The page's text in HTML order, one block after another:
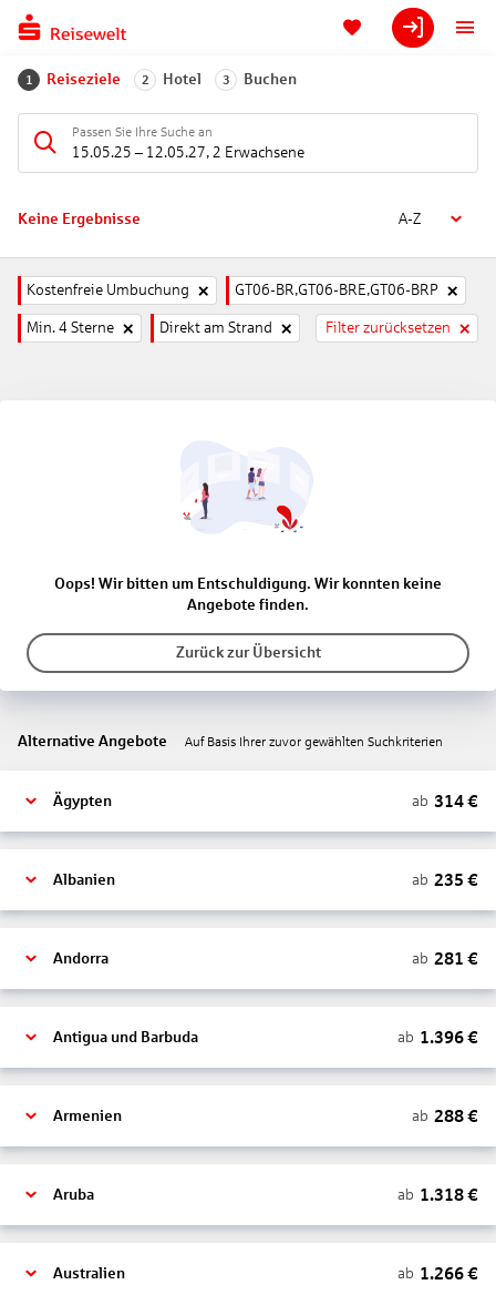
1 Reiseziele 2 Hotel 3 Buchen
Passen Sie Ihre Suche an
15.05.25 – 12.05.27, 2 Erwachsene
Keine Ergebnisse A-Z
Kostenfreie Umbuchung GT06-BR,GT06-BRE,GT06-BRP
Min. 4 Sterne Direkt am Strand Filter zurücksetzen
Oops! Wir bitten um Entschuldigung. Wir konnten keine
Angebote finden.
Zurück zur Übersicht
Alternative Angebote Auf Basis Ihrer zuvor gewählten Suchkriterien
Ägypten ab 314€
Albanien ab 235 €
Andorra ab 281 €
Antigua und Barbuda ab 1.396€
Armenien ab 288€
Aruba ab 1.318€
Australien ab 1.266€